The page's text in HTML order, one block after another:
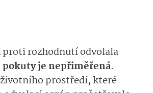
proti rozhodnutí odvolala
pokuty je nepřiměřená.
prostředí, které